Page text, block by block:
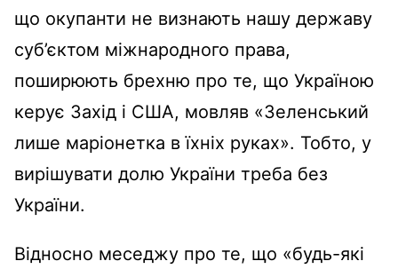
що окупанти не визнають нашу державу
суб’єктом міжнародного права,
поширюють брехню про те, що Україною
керує Захід і США, мовляв «Зеленський
лише маріонетка в їхніх руках». Тобто, у
вирішувати долю України треба без
України.
Відносно меседжу про те, що «будь-які